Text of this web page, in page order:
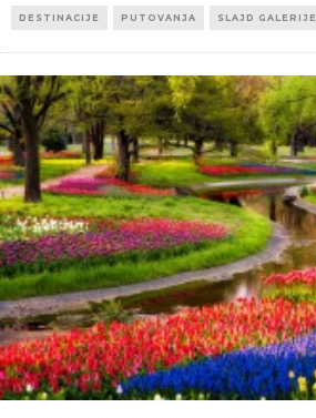
DESTINACIJE PUTOVANJA SLAJD GALERIJE